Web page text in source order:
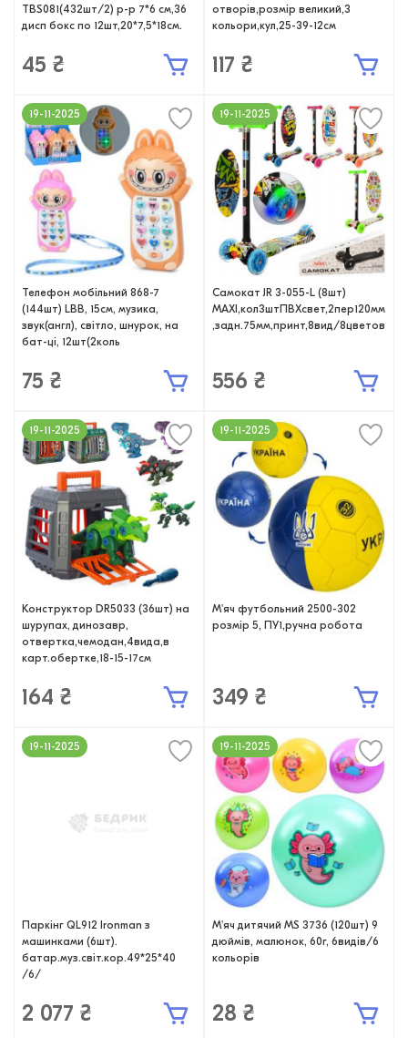
TBS081(432шт/2) р-р 7*6 см,36
дисп бокс по 12шт,20*7,5*18см.
45 ₴
отворів,розмір великий,3
кольори,кул,25-39-12см
117 ₴
Телефон мобільний 868-7
(144шт) LBB, 15см, музика,
звук(англ), світло, шнурок, на
бат-ці, 12шт(2коль
75 ₴
19-11-2025
Самокат JR 3-055-L (8шт)
MAXI,кол3штПВХсвет,2пер120мм
,задн.75мм,принт,8вид/8цветов
556 ₴
19-11-2025
Конструктор DR5033 (36шт) на
шурупах, динозавр,
отвертка,чемодан,4вида,в
карт.обертке,18-15-17см
164 ₴
19-11-2025
М'яч футбольний 2500-302
розмір 5, ПУ1,ручна робота
349 ₴
19-11-2025
Паркінг QL912 Ironman з
машинками (6шт).
батар.муз.світ.кор.49*25*40
/6/
2 077 ₴
19-11-2025
М'яч дитячий MS 3736 (120шт) 9
дюймів, малюнок, 60г, 6видів/6
кольорів
28 ₴
19-11-2025